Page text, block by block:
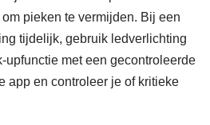
pieken te vermijden. Bij een
tijdelijk, gebruik ledverlichting
met een gecontroleerde
app en controleer je of kritieke